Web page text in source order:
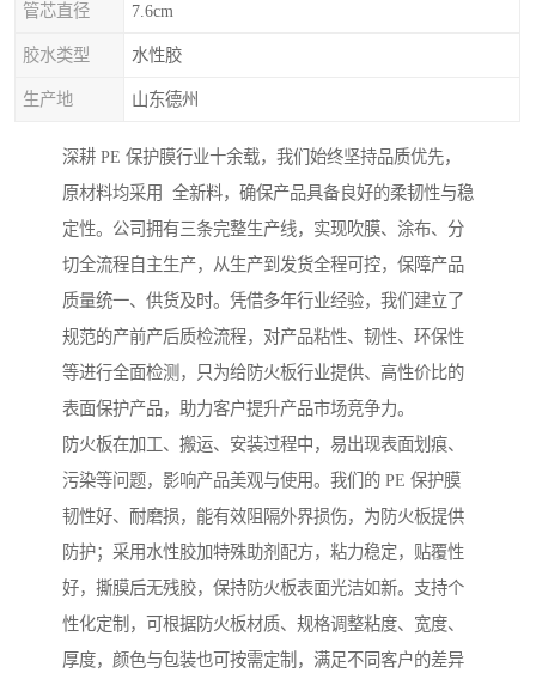
管芯直径 7.6cm
胶水类型 水性胶
生产地 山东德州
深耕 PE 保护膜行业十余载，我们始终坚持品质优先，
原材料均采用 全新料，确保产品具备良好的柔韧性与稳
定性。公司拥有三条完整生产线，实现吹膜、涂布、分
切全流程自主生产，从生产到发货全程可控，保障产品
质量统一、供货及时。凭借多年行业经验，我们建立了
规范的产前产后质检流程，对产品粘性、韧性、环保性
等进行全面检测，只为给防火板行业提供、高性价比的
表面保护产品，助力客户提升产品市场竞争力。
防火板在加工、搬运、安装过程中，易出现表面划痕、
污染等问题，影响产品美观与使用。我们的 PE 保护膜
韧性好、耐磨损，能有效阻隔外界损伤，为防火板提供
防护；采用水性胶加特殊助剂配方，粘力稳定，贴覆性
好，撕膜后无残胶，保持防火板表面光洁如新。支持个
性化定制，可根据防火板材质、规格调整粘度、宽度、
厚度，颜色与包装也可按需定制，满足不同客户的差异